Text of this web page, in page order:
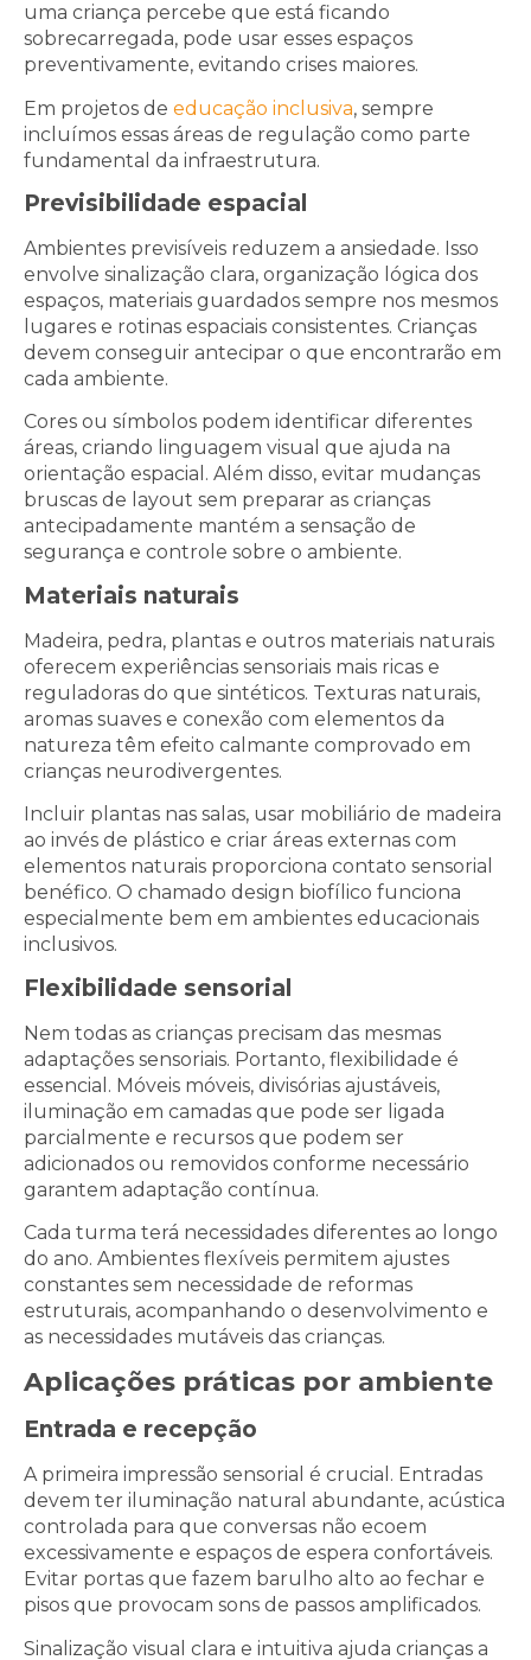
uma criança percebe que está ficando
sobrecarregada, pode usar esses espaços
preventivamente, evitando crises maiores.
Em projetos de educação inclusiva, sempre
incluímos essas áreas de regulação como parte
fundamental da infraestrutura.
Previsibilidade espacial
Ambientes previsíveis reduzem a ansiedade. Isso
envolve sinalização clara, organização lógica dos
espaços, materiais guardados sempre nos mesmos
lugares e rotinas espaciais consistentes. Crianças
devem conseguir antecipar o que encontrarão em
cada ambiente.
Cores ou símbolos podem identificar diferentes
áreas, criando linguagem visual que ajuda na
orientação espacial. Além disso, evitar mudanças
bruscas de layout sem preparar as crianças
antecipadamente mantém a sensação de
segurança e controle sobre o ambiente.
Materiais naturais
Madeira, pedra, plantas e outros materiais naturais
oferecem experiências sensoriais mais ricas e
reguladoras do que sintéticos. Texturas naturais,
aromas suaves e conexão com elementos da
natureza têm efeito calmante comprovado em
crianças neurodivergentes.
Incluir plantas nas salas, usar mobiliário de madeira
ao invés de plástico e criar áreas externas com
elementos naturais proporciona contato sensorial
benéfico. O chamado design biofílico funciona
especialmente bem em ambientes educacionais
inclusivos.
Flexibilidade sensorial
Nem todas as crianças precisam das mesmas
adaptações sensoriais. Portanto, flexibilidade é
essencial. Móveis móveis, divisórias ajustáveis,
iluminação em camadas que pode ser ligada
parcialmente e recursos que podem ser
adicionados ou removidos conforme necessário
garantem adaptação contínua.
Cada turma terá necessidades diferentes ao longo
do ano. Ambientes flexíveis permitem ajustes
constantes sem necessidade de reformas
estruturais, acompanhando o desenvolvimento e
as necessidades mutáveis das crianças.
Aplicações práticas por ambiente
Entrada e recepção
A primeira impressão sensorial é crucial. Entradas
devem ter iluminação natural abundante, acústica
controlada para que conversas não ecoem
excessivamente e espaços de espera confortáveis.
Evitar portas que fazem barulho alto ao fechar e
pisos que provocam sons de passos amplificados.
Sinalização visual clara e intuitiva ajuda crianças a